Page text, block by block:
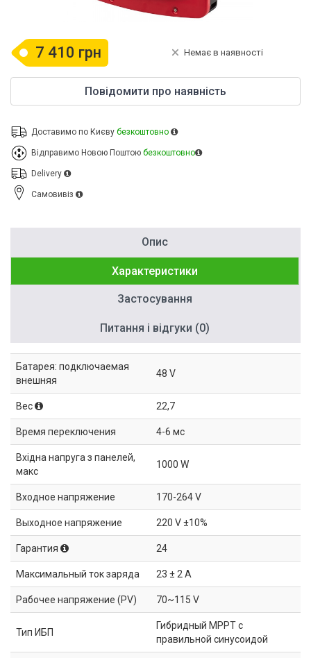
7 410 грн Немає в наявності
Повідомити про наявність
Доставимо по Києву безкоштовно
Відправимо Новою Поштою безкоштовно
Delivery
Cамовивіз
Опис
Характеристики
Застосування
Питання і відгуки (0)
Батарея: подключаемая
внешняя
48 V
Вес 22,7
Время переключения 4-6 мс
Вхідна напруга з панелей,
макс
1000 W
Входное напряжение 170-264 V
Выходное напряжение 220 V ±10%
Гарантия 24
Максимальный ток заряда 23 ± 2 A
Рабочее напряжение (PV) 70~115 V
Тип ИБП
Гибридный MPPT с
правильной синусоидой